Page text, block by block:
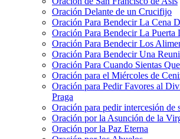
Oración Delante de un Crucifijo
Oración Para Bendecir La Cena
Oración Para Bendecir La Puerta
Oración Para Bendecir Los
Oración Para Bendecir Una
Oración Para Cuando Sientas
Oración para el Miércoles de
Oración para Pedir Favores al
Praga
Oración para pedir intercesión de
Oración por la Asunción de la
Oración por la Paz Eterna